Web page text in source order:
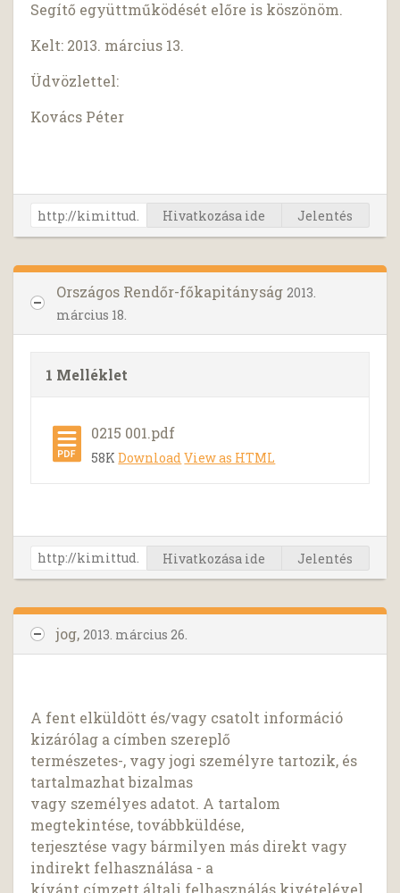
Segítő együttműködését előre is köszönöm.
Kelt: 2013. március 13.
Üdvözlettel:
Kovács Péter
Hivatkozása ide Jelentés
Országos Rendőr-főkapitányság 2013.
március 18.
1 Melléklet
0215 001.pdf
58KDownloadView as HTML
Hivatkozása ide Jelentés
jog, 2013. március 26.
A fent elküldött és/vagy csatolt információ
kizárólag a címben szereplő
természetes-, vagy jogi személyre tartozik, és
tartalmazhat bizalmas
vagy személyes adatot. A tartalom
megtekintése, továbbküldése,
terjesztése vagy bármilyen más direkt vagy
indirekt felhasználása - a